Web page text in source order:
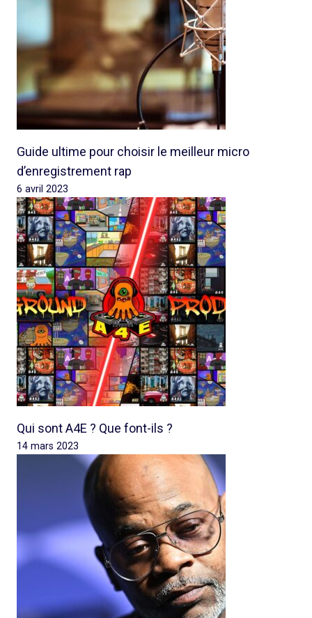
Guide ultime pour choisir le meilleur micro
d’enregistrement rap
6 avril 2023
Qui sont A4E ? Que font-ils ?
14 mars 2023